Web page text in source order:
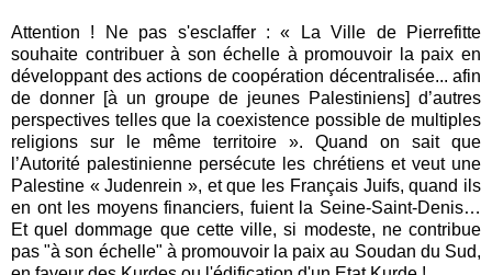
Attention ! Ne pas s'esclaffer : « La Ville de Pierrefitte
souhaite contribuer à son échelle à promouvoir la paix en
développant des actions de coopération décentralisée... afin
de donner [à un groupe de jeunes Palestiniens] d’autres
perspectives telles que la coexistence possible de multiples
religions sur le même territoire ». Quand on sait que
l’Autorité palestinienne persécute les chrétiens et veut une
Palestine « Judenrein », et que les Français Juifs, quand ils
en ont les moyens financiers, fuient la Seine-Saint-Denis…
Et quel dommage que cette ville, si modeste, ne contribue
pas "à son échelle" à promouvoir la paix au Soudan du Sud,